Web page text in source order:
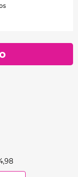
,98